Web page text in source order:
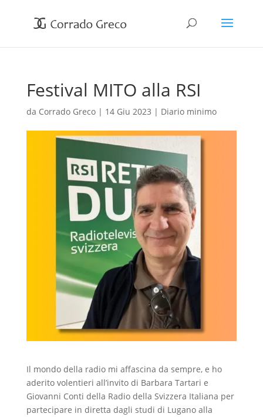
Festival MITO alla RSI
da Corrado Greco| 14 Giu 2023 | Diario minimo
Il mondo della radio mi affascina da sempre, e ho
aderito volentieri all’invito di Barbara Tartari e
Giovanni Conti della Radio della Svizzera Italiana per
partecipare in diretta dagli studi di Lugano alla